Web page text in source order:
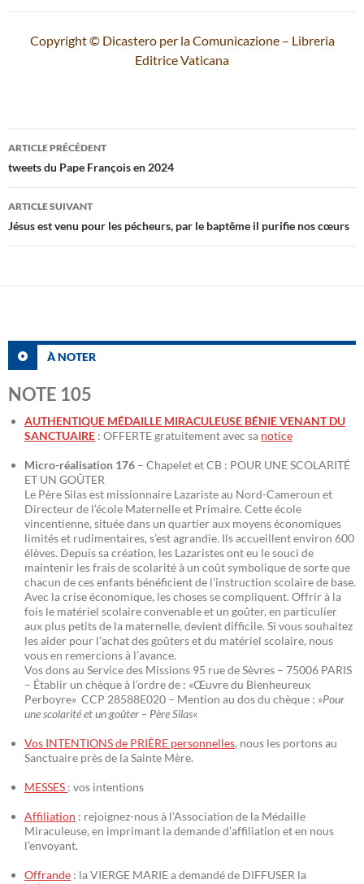
Copyright © Dicastero per la Comunicazione – Libreria
Editrice Vaticana
Navigation
des
articles
ARTICLE PRÉCÉDENT
tweets du Pape François en 2024
ARTICLE SUIVANT
Jésus est venu pour les pécheurs, par le baptême il purifie nos cœurs
À NOTER
NOTE 105
AUTHENTIQUE MÉDAILLE MIRACULEUSE BÉNIE VENANT DU
SANCTUAIRE : OFFERTE gratuitement avec sa notice
Micro-réalisation 176 – Chapelet et CB : POUR UNE SCOLARITÉ
ET UN GOÛTER
Le Père Silas est missionnaire Lazariste au Nord-Cameroun et
Directeur de l’école Maternelle et Primaire. Cette école
vincentienne, située dans un quartier aux moyens économiques
limités et rudimentaires, s’est agrandie. Ils accueillent environ 600
élèves. Depuis sa création, les Lazaristes ont eu le souci de
maintenir les frais de scolarité à un coût symbolique de sorte que
chacun de ces enfants bénéficient de l’instruction scolaire de base.
Avec la crise économique, les choses se compliquent. Offrir à la
fois le matériel scolaire convenable et un goûter, en particulier
aux plus petits de la maternelle, devient difficile. Si vous souhaitez
les aider pour l’achat des goûters et du matériel scolaire, nous
vous en remercions à l’avance.
Vos dons au Service des Missions 95 rue de Sèvres – 75006 PARIS
– Établir un chèque à l’ordre de : «Œuvre du Bienheureux
Perboyre» CCP 28588E020 – Mention au dos du chèque : »Pour
une scolarité et un goûter – Père Silas«
Vos INTENTIONS de PRIÈRE personnelles, nous les portons au
Sanctuaire près de la Sainte Mère.
MESSES : vos intentions
Affiliation : rejoignez-nous à l’Association de la Médaille
Miraculeuse, en imprimant la demande d’affiliation et en nous
l’envoyant.
Offrande : la VIERGE MARIE a demandé de DIFFUSER la